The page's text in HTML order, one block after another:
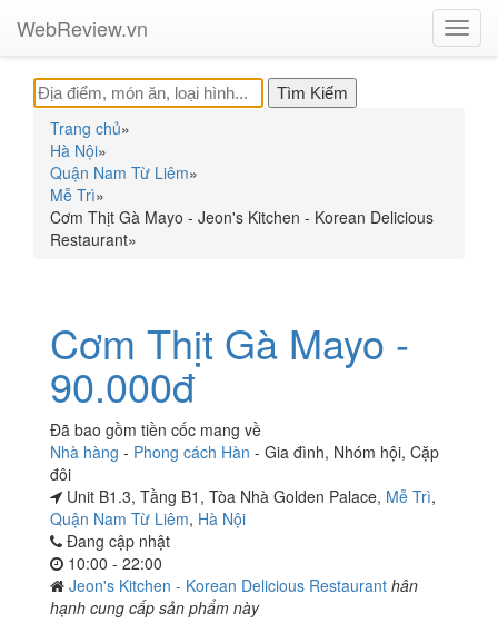
WebReview.vn
Trang chủ»
Hà Nội»
Quận Nam Từ Liêm»
Mễ Trì»
Cơm Thịt Gà Mayo - Jeon's Kitchen - Korean Delicious
Restaurant»
Cơm Thịt Gà Mayo -
90.000đ
Đã bao gồm tiền cốc mang về
Nhà hàng - Phong cách Hàn - Gia đình, Nhóm hội, Cặp
đôi
Unit B1.3, Tầng B1, Tòa Nhà Golden Palace, Mễ Trì,
Quận Nam Từ Liêm, Hà Nội
Đang cập nhật
10:00 - 22:00
Jeon's Kitchen - Korean Delicious Restaurant hân
hạnh cung cấp sản phẩm này